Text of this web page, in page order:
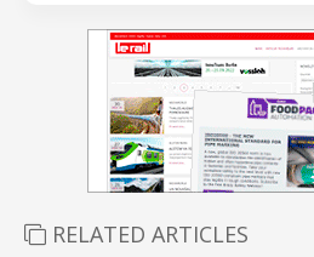
RELATED ARTICLES